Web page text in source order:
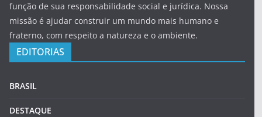
função de sua responsabilidade social e jurídica. Nossa
missão é ajudar construir um mundo mais humano e
fraterno, com respeito a natureza e o ambiente.
EDITORIAS
BRASIL
DESTAQUE